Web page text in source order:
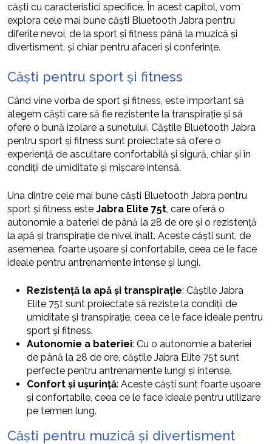
căști cu caracteristici specifice. În acest capitol, vom
explora cele mai bune căști Bluetooth Jabra pentru
diferite nevoi, de la sport și fitness până la muzică și
divertisment, și chiar pentru afaceri și conferințe.
Căști pentru sport și fitness
Când vine vorba de sport și fitness, este important să
alegem căști care să fie rezistente la transpirație și să
ofere o bună izolare a sunetului. Căștile Bluetooth Jabra
pentru sport și fitness sunt proiectate să ofere o
experiență de ascultare confortabilă și sigură, chiar și în
condiții de umiditate și mișcare intensă.
Una dintre cele mai bune căști Bluetooth Jabra pentru
sport și fitness este Jabra Elite 75t , care oferă o
autonomie a bateriei de până la 28 de ore și o rezistență
la apă și transpirație de nivel înalt. Aceste căști sunt, de
asemenea, foarte ușoare și confortabile, ceea ce le face
ideale pentru antrenamente intense și lungi.
Rezistență la apă și transpirație: Căștile Jabra
Elite 75t sunt proiectate să reziste la condiții de
umiditate și transpirație, ceea ce le face ideale pentru
sport și fitness.
Autonomie a bateriei: Cu o autonomie a bateriei
de până la 28 de ore, căștile Jabra Elite 75t sunt
perfecte pentru antrenamente lungi și intense.
Confort și ușurință: Aceste căști sunt foarte ușoare
și confortabile, ceea ce le face ideale pentru utilizare
pe termen lung.
Căști pentru muzică și divertisment